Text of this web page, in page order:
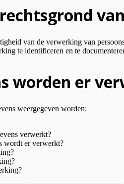
van de verwerking van
te identificeren en te
worden er
weergegeven worden:
verwerkt?
wordt er verwerkt?